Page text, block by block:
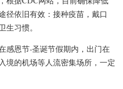
径依旧有效： 接种疫苗，戴口
生习惯。
感恩节-圣诞节假期内，出门在
境的机场等人流密集场所，一定